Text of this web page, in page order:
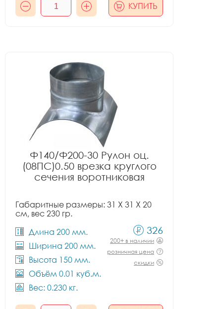
КУПИТЬ
Ф140/Ф200-30 Рулон оц.
(08ПС)0.50 врезка круглого
сечения воротниковая
Габаритные размеры: 31 X 31 X 20
см, вес 230 гр.
Длина 200 мм.
Ширина 200 мм.
Высота 150 мм.
Объём 0.01 куб.м.
Вес: 0.230 кг.
326
200+ в наличии
розничная цена
скидки